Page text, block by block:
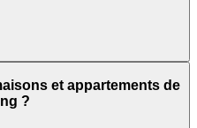
et appartements de
?